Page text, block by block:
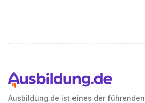
Ausbildung.de ist eines der führenden